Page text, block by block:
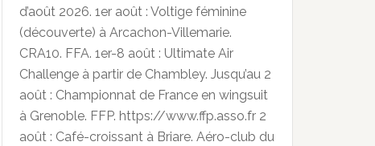
d’août 2026. 1er août : Voltige féminine
(découverte) à Arcachon-Villemarie.
CRA10. FFA. 1er-8 août : Ultimate Air
Challenge à partir de Chambley. Jusqu’au 2
août : Championnat de France en wingsuit
à Grenoble. FFP. https://www.ffp.asso.fr 2
août : Café-croissant à Briare. Aéro-club du